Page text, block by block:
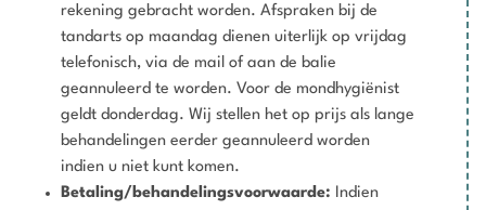
rekening gebracht worden. Afspraken bij de
tandarts op maandag dienen uiterlijk op vrijdag
telefonisch, via de mail of aan de balie
geannuleerd te worden. Voor de mondhygiënist
geldt donderdag. Wij stellen het op prijs als lange
behandelingen eerder geannuleerd worden
indien u niet kunt komen.
Betaling/behandelingsvoorwaarde: Indien